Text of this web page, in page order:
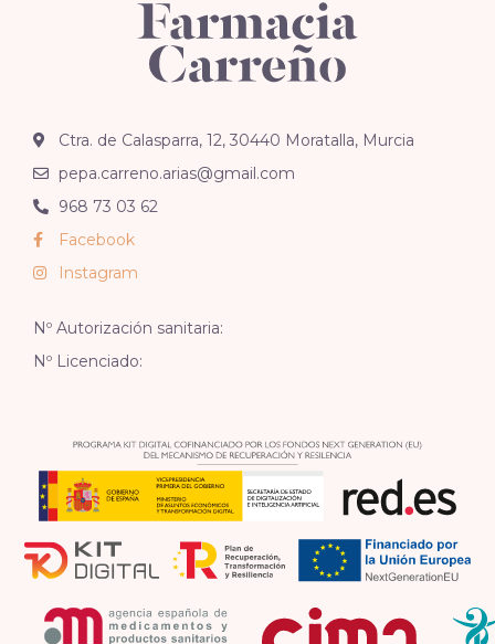
Ctra. de Calasparra, 12, 30440 Moratalla, Murcia
pepa.carreno.arias@gmail.com
968 73 03 62
Facebook
Instagram
Nº Autorización sanitaria:
Nº Licenciado: